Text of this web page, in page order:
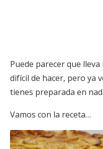
Puede parecer que
difícil de hacer, pero ya
tienes preparada en
Vamos con la receta…